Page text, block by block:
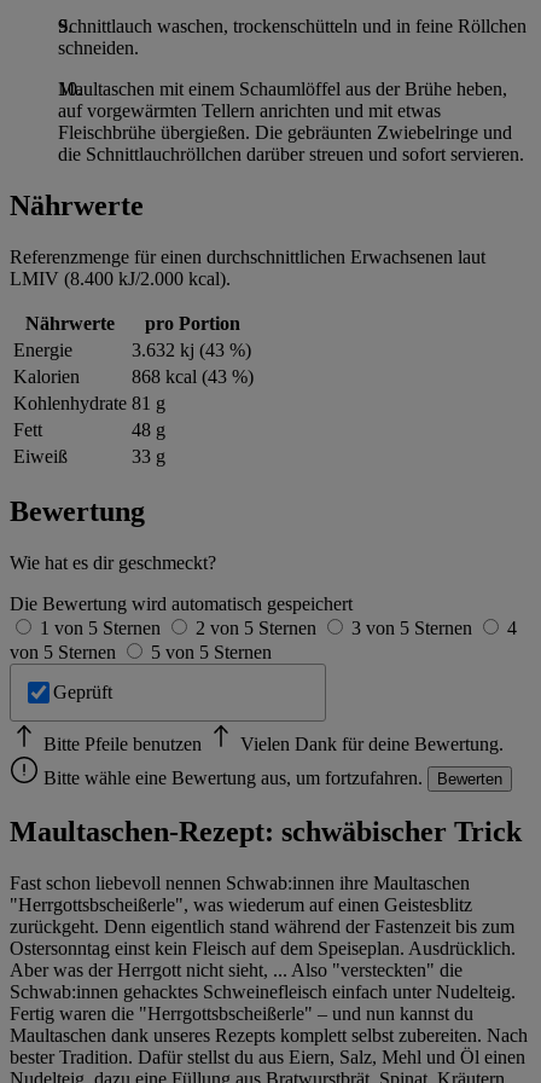
Schnittlauch waschen, trockenschütteln und in feine Röllchen
schneiden.
Maultaschen mit einem Schaumlöffel aus der Brühe heben,
auf vorgewärmten Tellern anrichten und mit etwas
Fleischbrühe übergießen. Die gebräunten Zwiebelringe und
die Schnittlauchröllchen darüber streuen und sofort servieren.
Nährwerte
Referenzmenge für einen durchschnittlichen Erwachsenen laut
LMIV (8.400 kJ/2.000 kcal).
Nährwerte
pro Portion
Energie
3.632 kj (43 %)
Kalorien
868 kcal (43 %)
Kohlenhydrate 81 g
Fett
48 g
Eiweiß
33 g
Bewertung
Wie hat es dir geschmeckt?
Die Bewertung wird automatisch gespeichert
1 von 5 Sternen
2 von 5 Sternen 3 von 5 Sternen
4
von 5 Sternen
5 von 5 Sternen
Geprüft
Bitte Pfeile benutzen
Vielen Dank für deine Bewertung.
Bitte wähle eine Bewertung aus, um fortzufahren.
Bewerten
Maultaschen-Rezept: schwäbischer Trick
Fast schon liebevoll nennen Schwab:innen ihre Maultaschen
"Herrgottsbscheißerle", was wiederum auf einen Geistesblitz
zurückgeht. Denn eigentlich stand während der Fastenzeit bis zum
Ostersonntag einst kein Fleisch auf dem Speiseplan. Ausdrücklich.
Aber was der Herrgott nicht sieht, ... Also "versteckten" die
Schwab:innen gehacktes Schweinefleisch einfach unter Nudelteig.
Fertig waren die "Herrgottsbscheißerle" – und nun kannst du
Maultaschen dank unseres Rezepts komplett selbst zubereiten. Nach
bester Tradition. Dafür stellst du aus Eiern, Salz, Mehl und Öl einen